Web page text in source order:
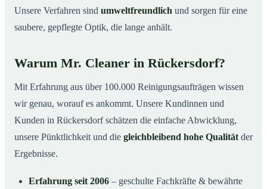
Unsere Verfahren sind umweltfreundlich und sorgen für eine
saubere, gepflegte Optik, die lange anhält.
Warum Mr. Cleaner in Rückersdorf?
Mit Erfahrung aus über 100.000 Reinigungsaufträgen wissen
wir genau, worauf es ankommt. Unsere Kundinnen und
Kunden in Rückersdorf schätzen die einfache Abwicklung,
unsere Pünktlichkeit und die gleichbleibend hohe Qualität der
Ergebnisse.
Erfahrung seit 2006 – geschulte Fachkräfte & bewährte